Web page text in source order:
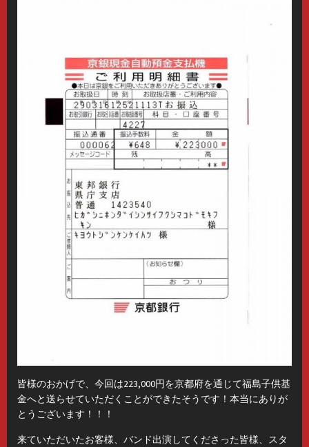
皆様のおかげで、今回は223,000円を京都府を通じて福島子供基
金へと送らせていただくことができたそうです！本当にありが
とうございます！！！
来ていただいたお客様、バンド出演してくださった皆様、スタ